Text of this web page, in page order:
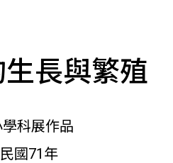
長與繁殖
科展作品
國71年